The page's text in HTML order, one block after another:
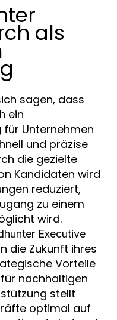
als
sagen, dass
ein
Unternehmen
und präzise
die gezielte
Kandidaten wird
reduziert,
zu einem
wird.
Executive
die Zukunft ihres
Vorteile
nachhaltigen
stellt
optimal auf